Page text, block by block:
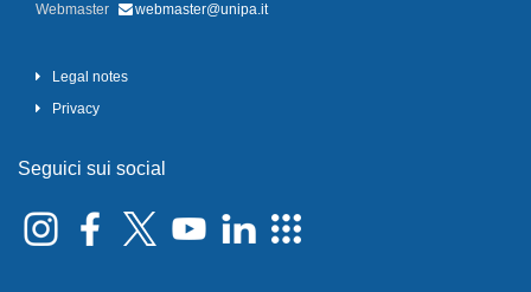
Webmaster
webmaster@unipa.it
Legal notes
Privacy
Seguici sui social